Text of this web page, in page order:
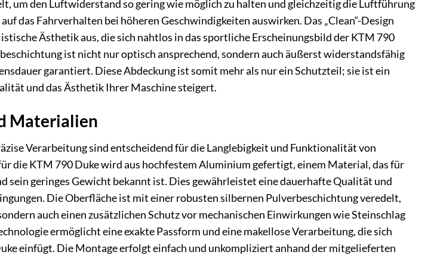
um den Luftwiderstand so gering wie möglich zu halten und gleichzeitig die Luftführung
das Fahrverhalten bei höheren Geschwindigkeiten auswirken. Das „Clean“-Design
Ästhetik aus, die sich nahtlos in das sportliche Erscheinungsbild der KTM 790
ist nicht nur optisch ansprechend, sondern auch äußerst widerstandsfähig
garantiert. Diese Abdeckung ist somit mehr als nur ein Schutzteil; sie ist ein
und das Ästhetik Ihrer Maschine steigert.
Materialien
Verarbeitung sind entscheidend für die Langlebigkeit und Funktionalität von
die KTM 790 Duke wird aus hochfestem Aluminium gefertigt, einem Material, das für
sein geringes Gewicht bekannt ist. Dies gewährleistet eine dauerhafte Qualität und
Die Oberfläche ist mit einer robusten silbernen Pulverbeschichtung veredelt,
auch einen zusätzlichen Schutz vor mechanischen Einwirkungen wie Steinschlag
ermöglicht eine exakte Passform und eine makellose Verarbeitung, die sich
einfügt. Die Montage erfolgt einfach und unkompliziert anhand der mitgelieferten